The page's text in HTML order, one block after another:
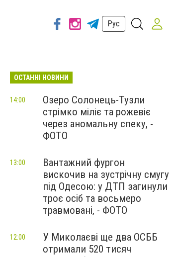
Рус
ОСТАННІ НОВИНИ
Озеро Солонець-Тузли
стрімко міліє та рожевіє
через аномальну спеку, -
ФОТО
14:00
Вантажний фургон
вискочив на зустрічну смугу
під Одесою: у ДТП загинули
троє осіб та восьмеро
травмовані, - ФОТО
13:00
У Миколаєві ще два ОСББ
отримали 520 тисяч
12:00